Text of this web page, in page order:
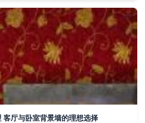
客厅与卧室背景墙的理想选择